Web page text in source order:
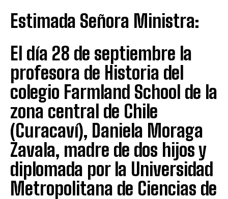
Estimada Señora Ministra:
El día 28 de septiembre la
profesora de Historia del
colegio Farmland School de la
zona central de Chile
(Curacaví), Daniela Moraga
Zavala, madre de dos hijos y
diplomada por la Universidad
Metropolitana de Ciencias de